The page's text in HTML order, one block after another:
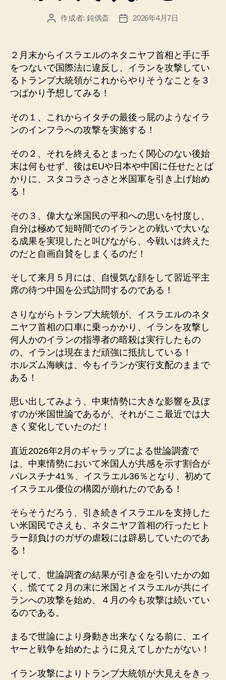
投 作成者: 鈍偶斎
投
2026年4月7日
２月末からイスラエルのネタニヤフ首相と手に手
をつないで国際法に違反し、イランを攻撃してい
るトランプ大統領がこれからやりそうなことを３
つばかり予想してみる！
その１、これからイタチの最後っ屁のようなイラ
ンのインフラへの攻撃を実施する！
その２、それを終えるとまったく関心のない後始
末は何もせず、後はEUや日本や中国に任せたとば
かりに、スタコラさっさと米国軍を引き上げ始め
る！
その３、偉大な米国民の平和への思いを忖度し、
自分は極めて短時間でのイランとの戦いで大いな
る成果を実現したと叫びながら、今戦いは終えた
のだと自画自賛をしまくるのだ！
そして来月５月には、自慢気な顔をして習近平主
席の待つ中国を公式訪問するのである！
さりながらトランプ大統領が、イスラエルのネタ
ニヤフ首相の口車に乗っかかり、イランを攻撃し
何人かのイランの指導者の暗殺は実行したもの
の、イランは現在まだ頑強に抵抗している！
ホルズム海峡は、今もイランが実行支配のままで
ある！
思い出してみよう、中東情勢に大きな影響を及ぼ
すのが米国世論であるが、それがここ最近では大
きく変化していたのだ！
直近2026年2月のギャラップによる世論調査で
は、中東情勢において米国人が共感を示す割合が
パレスチナ41％、イスラエル36％となり、初めて
イスラエル優位の構図が崩れたのである！
そらそうだろう、引き続きイスラエルを支持した
い米国民でさえも、ネタニヤフ首相の行ったヒト
ラー顔負けのガザの虐殺には辟易していたのであ
る！
そして、世論調査の結果が引き金を引いたかの如
く、慌てて２月の末に米国とイスラエルが共にイ
ランへの攻撃を始め、４月の今も攻撃は続いてい
るのである。
まるで世論により身動き出来なくなる前に、エイ
ヤーと戦争を始めたように見えてしかたがない！
イラン攻撃によりトランプ大統領が大見えをきっ